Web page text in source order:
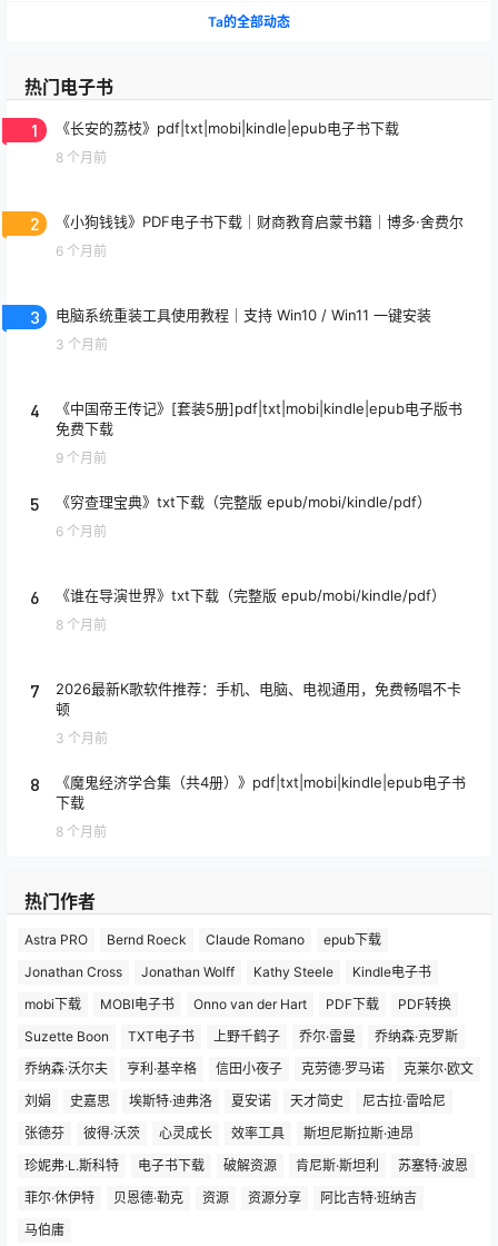
Ta的全部动态
热门电子书
1 《长安的荔枝》pdf|txt|mobi|kindle|epub电子书下载
8 个月前
2 《小狗钱钱》PDF电子书下载｜财商教育启蒙书籍｜博多·舍费尔
6 个月前
3 电脑系统重装工具使用教程｜支持 Win10 / Win11 一键安装
3 个月前
4
《中国帝王传记》[套装5册]pdf|txt|mobi|kindle|epub电子版书
免费下载
9 个月前
5 《穷查理宝典》txt下载（完整版 epub/mobi/kindle/pdf）
6 个月前
6 《谁在导演世界》txt下载（完整版 epub/mobi/kindle/pdf）
8 个月前
7
2026最新K歌软件推荐：手机、电脑、电视通用，免费畅唱不卡
顿
3 个月前
8
《魔鬼经济学合集（共4册）》pdf|txt|mobi|kindle|epub电子书
下载
8 个月前
热门作者
Astra PRO Bernd Roeck Claude Romano
epub下载
Jonathan Cross
Jonathan Wolff Kathy Steele
Kindle电子书
mobi下载
MOBI电子书 Onno van der Hart PDF下载
PDF转换
Suzette Boon
TXT电子书 上野千鹤子 乔尔·雷曼
乔纳森·克罗斯
乔纳森·沃尔夫
亨利·基辛格 信田小夜子 克劳德·罗马诺
克莱尔·欧文
刘娟
史嘉思 埃斯特·迪弗洛 夏安诺 天才简史
尼古拉·雷哈尼
张德芬
彼得·沃茨 心灵成长 效率工具
斯坦尼斯拉斯·迪昂
珍妮弗·L.斯科特
电子书下载 破解资源 肯尼斯·斯坦利
苏塞特·波恩
菲尔·休伊特
贝恩德·勒克 资源 资源分享
阿比吉特·班纳吉
马伯庸